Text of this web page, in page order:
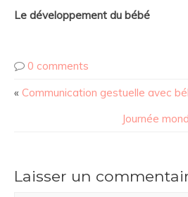
Le développement du bébé
0 comments
« Communication gestuelle avec
Journée
Laisser un